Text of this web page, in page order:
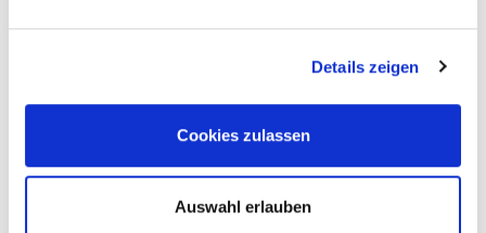
Details zeigen
Cookies zulassen
Auswahl erlauben
Norwegenbilder
Der Lysefjord virtuell
Mehr erfahren